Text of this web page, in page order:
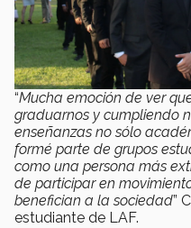
“Mucha emoción de ver
graduarnos y cumpliendo
enseñanzas no sólo
formé parte de grupos
como una persona más
de participar en
benefician a la sociedad”
estudiante de LAF.